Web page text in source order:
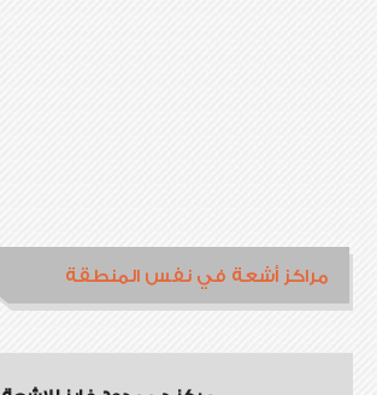
مراكز أشعة في نفس المنطقة